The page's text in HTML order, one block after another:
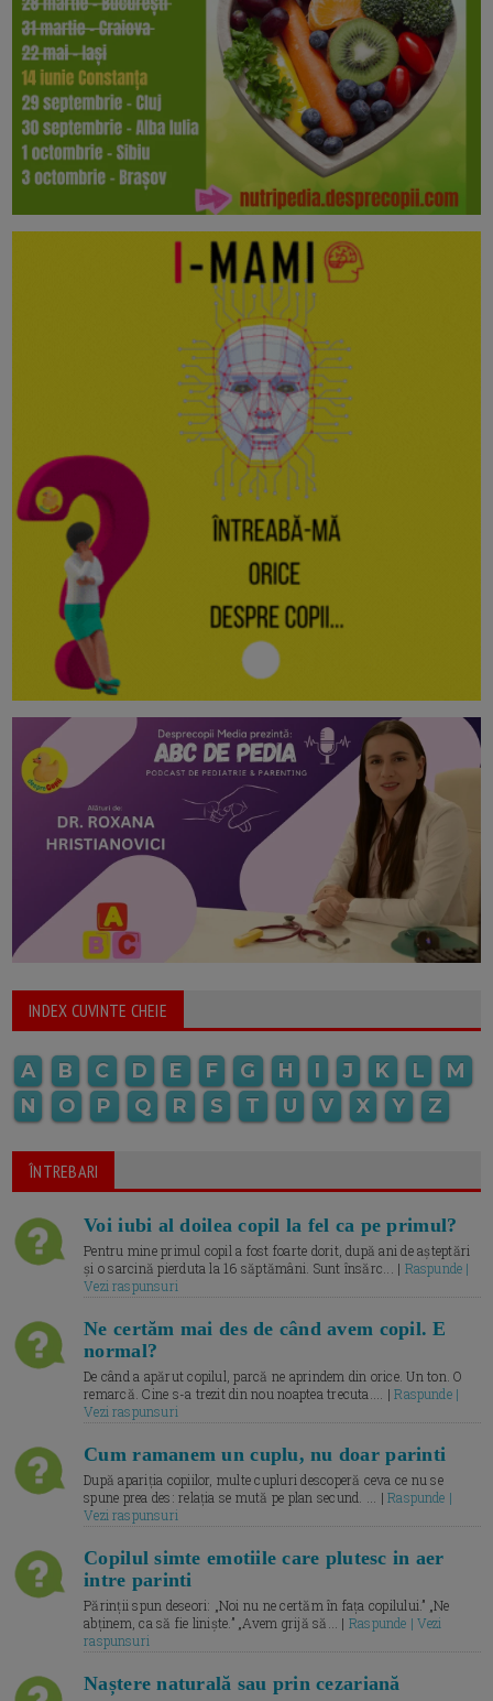
INDEX CUVINTE CHEIE
A B C D E F G H I J K L
M
N
O P Q R S T U V X Y Z
ÎNTREBARI
Voi iubi al doilea copil la fel ca pe primul?
Pentru mine primul copil a fost foarte dorit, după ani de așteptări
și o sarcină pierduta la 16 săptămâni. Sunt însărc... | Raspunde |
Vezi raspunsuri
Ne certăm mai des de când avem copil. E
normal?
De când a apărut copilul, parcă ne aprindem din orice. Un ton. O
remarcă. Cine s-a trezit din nou noaptea trecuta.... |Raspunde |
Vezi raspunsuri
Cum ramanem un cuplu, nu doar parinti
După apariția copiilor, multe cupluri descoperă ceva ce nu se
spune prea des: relația se mută pe plan secund. ... |Raspunde |
Vezi raspunsuri
Copilul simte emotiile care plutesc in aer
intre parinti
Părinții spun deseori: „Noi nu ne certăm în fața copilului.” „Ne
abținem, ca să fie liniște.” „Avem grijă să... | Raspunde | Vezi
raspunsuri
Naștere naturală sau prin cezariană